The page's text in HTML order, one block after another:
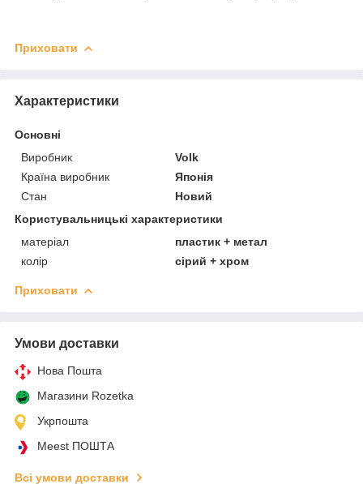
Приховати
Характеристики
Основні
Виробник
Volk
Країна виробник
Японія
Стан
Новий
Користувальницькі характеристики
матеріал
пластик + метал
колір
сірий + хром
Приховати
Умови доставки
Нова Пошта
Магазини Rozetka
Укрпошта
Meest ПОШТА
Всі умови доставки